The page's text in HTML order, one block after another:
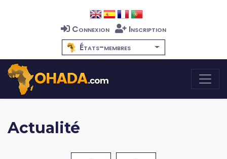
Connexion
Inscription
États-membres
Actualité